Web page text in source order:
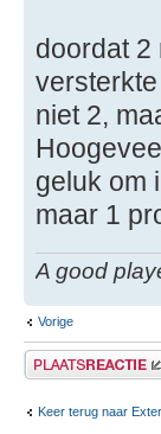
doordat 2
niet 2,
geluk om
maar 1
A good
Vorige
Plaats een reactie
Keer terug naar